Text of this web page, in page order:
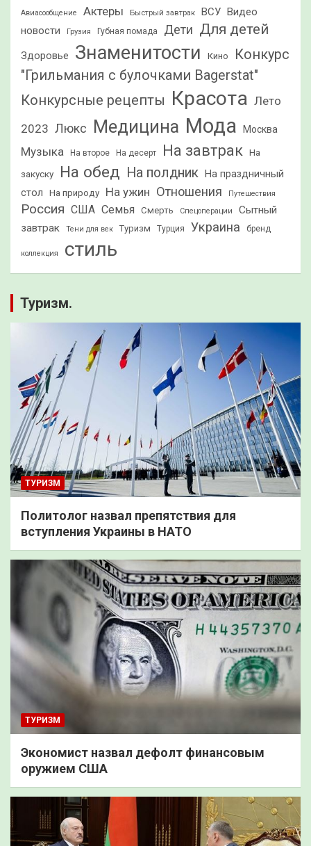
Авиасообщение Актеры Быстрый завтрак ВСУ Видео
новости
Грузия Губная помада Дети Для детей
Здоровье Знаменитости Кино
Конкурс
"Грильмания с булочками Bagerstat"
Конкурсные рецепты Красота Лето
2023 Люкс Медицина Мода Москва
Музыка На второе На десерт На завтрак На
закуску На обед На полдник На праздничный
стол
На природу На ужин Отношения Путешествия
Россия США Семья Смерть Спецоперации
Сытный
завтрак
Тени для век Туризм Турция Украина бренд
коллекция стиль
Туризм.
ТУРИЗМ
Политолог назвал препятствия для
вступления Украины в НАТО
ТУРИЗМ
Экономист назвал дефолт финансовым
оружием США